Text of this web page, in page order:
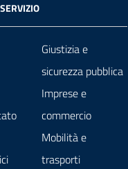
Giustizia e
sicurezza pubblica
Imprese e
commercio
Mobilità e
trasporti